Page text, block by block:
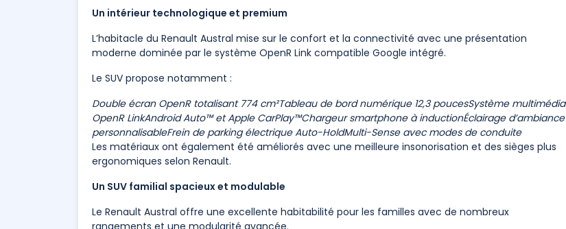
Un intérieur technologique et premium
L’habitacle du Renault Austral mise sur le confort et la connectivité avec une présentation
moderne dominée par le système OpenR Link compatible Google intégré.
Le SUV propose notamment :
Double écran OpenR totalisant 774 cm²Tableau de bord numérique 12,3 poucesSystème multimédia
OpenR LinkAndroid Auto™ et Apple CarPlay™Chargeur smartphone à inductionÉclairage d’ambiance
personnalisableFrein de parking électrique Auto-HoldMulti-Sense avec modes de conduite
Les matériaux ont également été améliorés avec une meilleure insonorisation et des sièges plus
ergonomiques selon Renault.
Un SUV familial spacieux et modulable
Le Renault Austral offre une excellente habitabilité pour les familles avec de nombreux